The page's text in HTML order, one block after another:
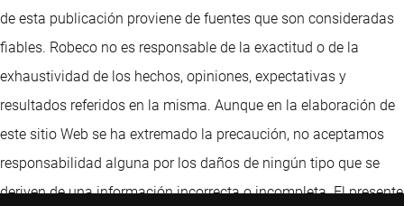
de esta publicación proviene de fuentes que son consideradas
fiables. Robeco no es responsable de la exactitud o de la
exhaustividad de los hechos, opiniones, expectativas y
resultados referidos en la misma. Aunque en la elaboración de
este sitio Web se ha extremado la precaución, no aceptamos
responsabilidad alguna por los daños de ningún tipo que se
deriven de una información incorrecta o incompleta. El presente